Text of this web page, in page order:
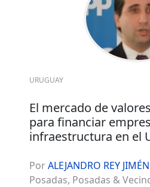
URUGUAY
El mercado de
para financiar
infraestructura en el
PorALEJANDRO REY
Posadas, Posadas &